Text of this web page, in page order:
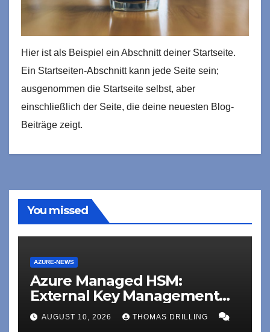
Hier ist als Beispiel ein Abschnitt deiner Startseite.
Ein Startseiten-Abschnitt kann jede Seite sein;
ausgenommen die Startseite selbst, aber
einschließlich der Seite, die deine neuesten Blog-
Beiträge zeigt.
You missed
AZURE-NEWS
Azure Managed HSM:
External Key Management
jetzt in Public Preview
AUGUST 10, 2026 THOMAS DRILLING